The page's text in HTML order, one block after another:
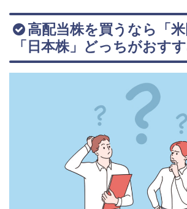
高配当株を買うなら「
「日本株」どっちがおす